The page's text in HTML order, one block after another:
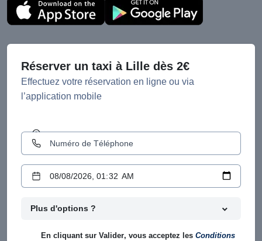
Réserver un taxi à Lille dès 2€
Effectuez votre réservation en ligne ou via
l’application mobile
Plus d'options ?
En cliquant sur Valider, vous acceptez les Conditions